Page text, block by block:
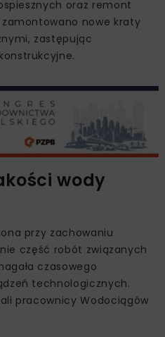
oraz remont
nowe kraty
zastępując
wody
przy zachowaniu
część robót związanych
czasowego
technologicznych.
pracownicy Wodociągów